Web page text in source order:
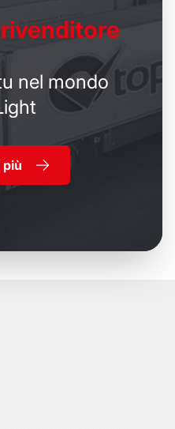
rivenditore
nel mondo
più